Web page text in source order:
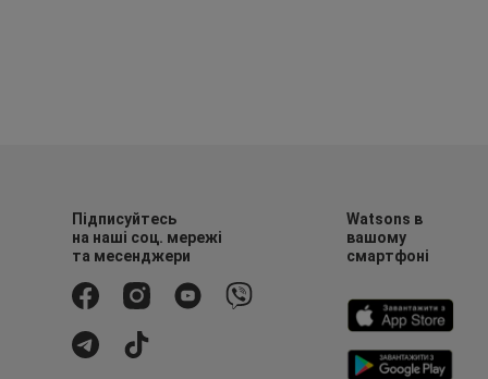
Підписуйтесь
на наші соц. мережі
та месенджери
Watsons в
вашому
смартфоні